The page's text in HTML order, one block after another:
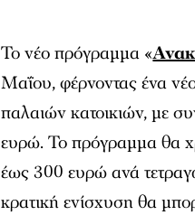
Το νέο πρόγραμμα «
Μαΐου, φέρνοντας ένα
παλαιών κατοικιών, με
ευρώ. Το πρόγραμμα θα
έως 300 ευρώ ανά
κρατική ενίσχυση θα